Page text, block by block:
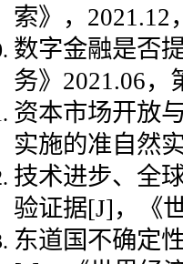
索》 ， 2021.12
数字金融是否
务》 2021.06，
资本市场开放
实施的准自然
技术进步、全
验证据[J] ， 《
东道国不确定